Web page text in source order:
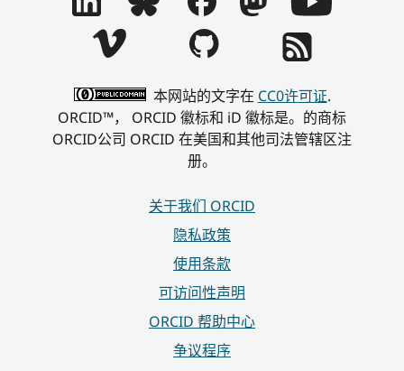
本网站的文字在 CC0许可证.
ORCID™， ORCID 徽标和 iD 徽标是。的商标
ORCID公司 ORCID 在美国和其他司法管辖区注
册。
关于我们 ORCID
隐私政策
使用条款
可访问性声明
ORCID 帮助中心
争议程序